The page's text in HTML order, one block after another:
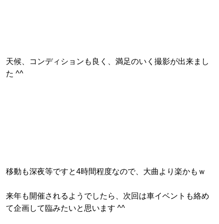
天候、コンディションも良く、満足のいく撮影が出来まし
た ^^
移動も深夜等ですと4時間程度なので、大曲より楽かもｗ
来年も開催されるようでしたら、次回は車イベントも絡め
て企画して臨みたいと思います ^^